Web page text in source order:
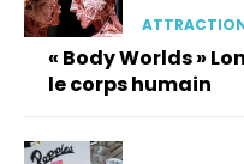
« Body Worlds »
le corps humain